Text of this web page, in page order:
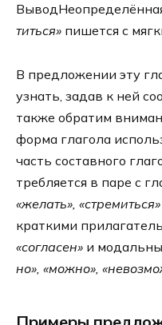
тить­ся» пишет­ся с
В пред­ло­же­нии эту
узнать, задав к ней
так­же обра­тим
фор­ма гла­го­ла
часть состав­но­го
треб­ля­ет­ся в паре с
«желать», «стре­мить­ся»
крат­ки­ми
«согла­сен» и
но», «мож­но»,